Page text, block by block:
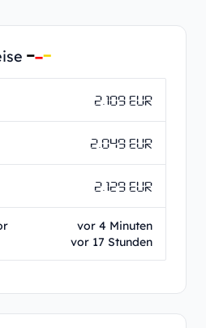
2.109 EUR
2.049 EUR
2.129 EUR
vor 4 Minuten
vor 17 Stunden